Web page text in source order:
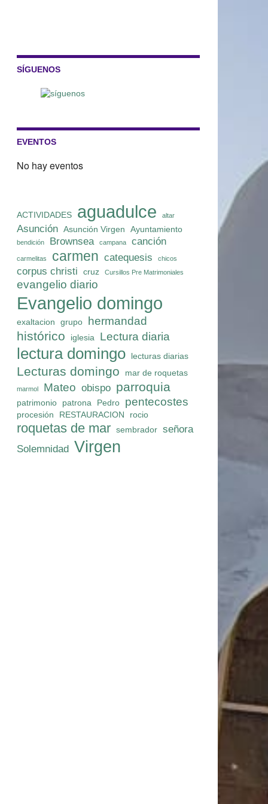
SÍGUENOS
EVENTOS
No hay eventos
ACTIVIDADES aguadulce altar
Asunción Asunción Virgen Ayuntamiento
bendición Brownsea campana canción
carmelitas carmen catequesis chicos
corpus christi cruz Cursillos Pre Matrimoniales
evangelio diario
Evangelio domingo
exaltacion grupo hermandad
histórico iglesia Lectura diaria
lectura domingo lecturas diarias
Lecturas domingo mar de roquetas
marmol Mateo obispo parroquia
patrimonio patrona Pedro pentecostes
procesión RESTAURACION rocio
roquetas de mar sembrador señora
Solemnidad Virgen